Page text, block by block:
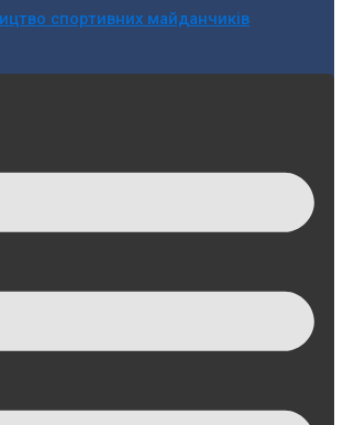
спортивних майданчиків